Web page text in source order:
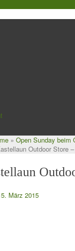
» Open Sunday beim
Outdoor Store
März 2015